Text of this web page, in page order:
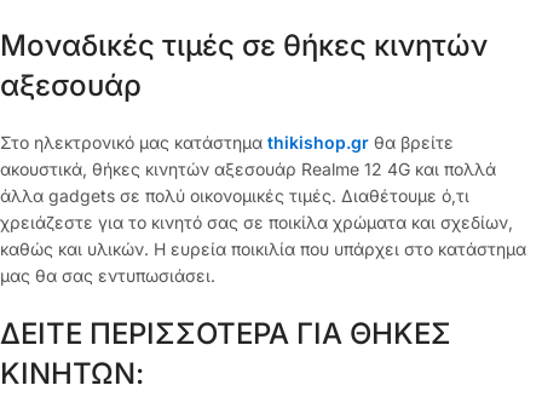
Μοναδικές τιμές σε θήκες κινητών
αξεσουάρ
Στο ηλεκτρονικό μας κατάστημα thikishop.gr θα βρείτε
ακουστικά, θήκες κινητών αξεσουάρ Realme 12 4G και πολλά
άλλα gadgets σε πολύ οικονομικές τιμές. Διαθέτουμε ό,τι
χρειάζεστε για το κινητό σας σε ποικίλα χρώματα και σχεδίων,
καθώς και υλικών. Η ευρεία ποικιλία που υπάρχει στο κατάστημα
μας θα σας εντυπωσιάσει.
ΔΕΙΤΕ ΠΕΡΙΣΣΟΤΕΡΑ ΓΙΑ ΘΗΚΕΣ
ΚΙΝΗΤΩΝ: